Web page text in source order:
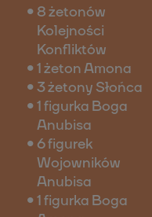
8 żetonów
Kolejności
Konfliktów
1 żeton Amona
3 żetony Słońca
1 figurka Boga
Anubisa
6 figurek
Wojowników
Anubisa
1 figurka Boga